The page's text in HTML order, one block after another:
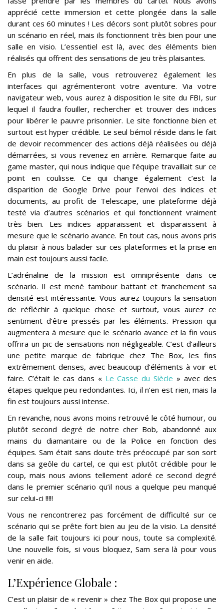
apprécié cette immersion et cette plongée dans la salle
durant ces 60 minutes ! Les décors sont plutôt sobres pour
un scénario en réel, mais ils fonctionnent très bien pour une
salle en visio. L’essentiel est là, avec des éléments bien
réalisés qui offrent des sensations de jeu très plaisantes.
En plus de la salle, vous retrouverez également les
interfaces qui agrémenteront votre aventure. Via votre
navigateur web, vous aurez à disposition le site du FBI, sur
lequel il faudra fouiller, rechercher et trouver des indices
pour libérer le pauvre prisonnier. Le site fonctionne bien et
surtout est hyper crédible. Le seul bémol réside dans le fait
de devoir recommencer des actions déjà réalisées ou déjà
démarrées, si vous revenez en arrière. Remarque faite au
game master, qui nous indique que l’équipe travaillait sur ce
point en coulisse. Ce qui change également c’est la
disparition de Google Drive pour l’envoi des indices et
documents, au profit de Telescape, une plateforme déjà
testé via d’autres scénarios et qui fonctionnent vraiment
très bien. Les indices apparaissent et disparaissent à
mesure que le scénario avance. En tout cas, nous avons pris
du plaisir à nous balader sur ces plateformes et la prise en
main est toujours aussi facile.
L’adrénaline de la mission est omniprésente dans ce
scénario. Il est mené tambour battant et franchement sa
densité est intéressante. Vous aurez toujours la sensation
de réfléchir à quelque chose et surtout, vous aurez ce
sentiment d’être pressés par les éléments. Pression qui
augmentera à mesure que le scénario avance et la fin vous
offrira un pic de sensations non négligeable. C’est d’ailleurs
une petite marque de fabrique chez The Box, les fins
extrêmement denses, avec beaucoup d’éléments à voir et
faire. C’était le cas dans « Le Casse du Siècle » avec des
étapes quelque peu redondantes. Ici, il n’en est rien, mais la
fin est toujours aussi intense.
En revanche, nous avons moins retrouvé le côté humour, ou
plutôt second degré de notre cher Bob, abandonné aux
mains du diamantaire ou de la Police en fonction des
équipes. Sam était sans doute très préoccupé par son sort
dans sa geôle du cartel, ce qui est plutôt crédible pour le
coup, mais nous avions tellement adoré ce second degré
dans le premier scénario qu’il nous a quelque peu manqué
sur celui-ci !!!!!
Vous ne rencontrerez pas forcément de difficulté sur ce
scénario qui se prête fort bien au jeu de la visio. La densité
de la salle fait toujours ici pour nous, toute sa complexité.
Une nouvelle fois, si vous bloquez, Sam sera là pour vous
venir en aide.
L’Expérience Globale :
C’est un plaisir de « revenir » chez The Box qui propose une